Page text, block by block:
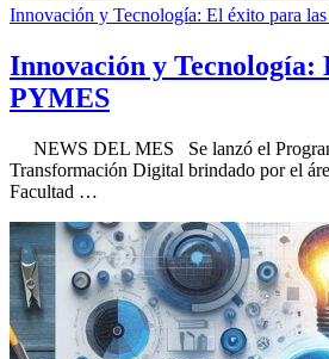
Innovación y Tecnología: El éxito para
Innovación y Tecnología:
PYMES
NEWS DEL MES Se lanzó el
Transformación Digital brindado por el
Facultad …